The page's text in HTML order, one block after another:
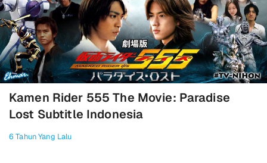
Kamen Rider 555 The Movie: Paradise
Lost Subtitle Indonesia
6 Tahun Yang Lalu